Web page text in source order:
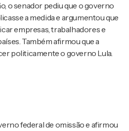
o senador pediu que o governo
a medida e argumentou que
empresas, trabalhadores e
Também afirmou que a
politicamente o governo Lula.
federal de omissão e afirmou